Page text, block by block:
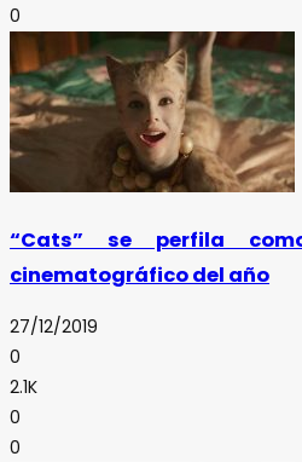
0
“Cats” se perfila
cinematográfico del año
27/12/2019
0
2.1K
0
0